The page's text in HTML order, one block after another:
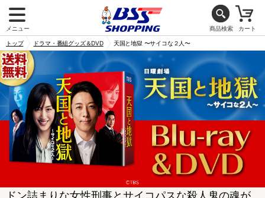
メニュー 商品検索 カート
トップ ドラマ・番組グッズ＆DVD 天国と地獄 〜サイコな２人〜
ドン詰まりな女性刑事とサイコパスな殺人鬼の魂が